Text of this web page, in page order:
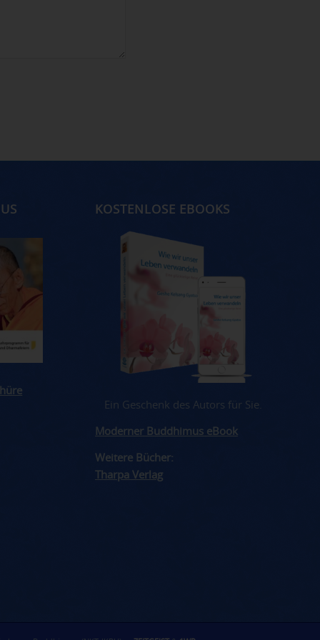
KOSTENLOSE EBOOKS
Ein Geschenk des Autors für Sie.
Moderner Buddhimus eBook
Weitere Bücher:
Tharpa Verlag